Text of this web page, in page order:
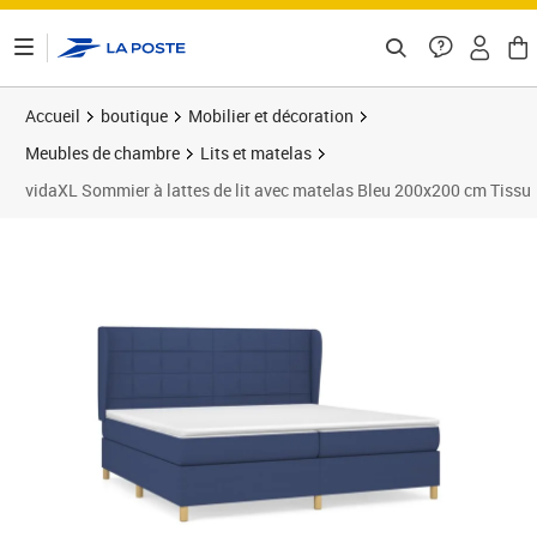
Accueil boutique
Mobilier et décoration
Meubles de chambre
Lits et matelas
vidaXL Sommier à lattes de lit avec matelas Bleu 200x200 cm Tissu